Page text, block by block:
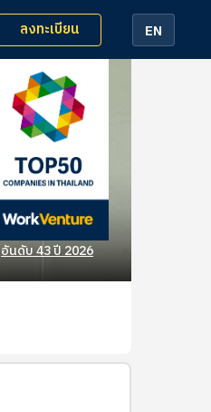
ลงทะเบียน EN
อันดับ 43 ปี 2026